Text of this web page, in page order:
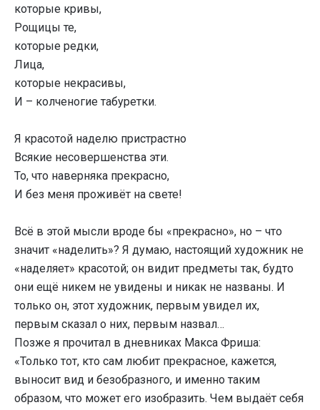
которые кривы,
Рощицы те,
которые редки,
Лица,
которые некрасивы,
И – колченогие табуретки.
Я красотой наделю пристрастно
Всякие несовершенства эти.
То, что наверняка прекрасно,
И без меня проживёт на свете!
Всё в этой мысли вроде бы «прекрасно», но – что
значит «наделить»? Я думаю, настоящий художник не
«наделяет» красотой; он видит предметы так, будто
они ещё никем не увидены и никак не названы. И
только он, этот художник, первым увидел их,
первым сказал о них, первым назвал…
Позже я прочитал в дневниках Макса Фриша:
«Только тот, кто сам любит прекрасное, кажется,
выносит вид и безобразного, и именно таким
образом, что может его изобразить. Чем выдаёт себя